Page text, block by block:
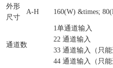
外形
尺寸
A-H 160(W) &times;
通道数
1单通道输入
22 通道输入
33 通道输入（只能
44 通道输入（只能